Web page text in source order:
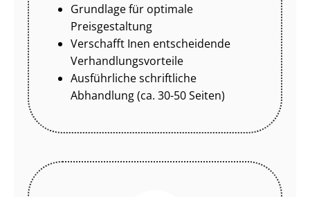
Grundlage für optimale
Preisgestaltung
Verschafft Inen entscheidende
Ver­hand­lungs­vor­tei­le
Ausführliche schriftliche
Abhandlung (ca. 30-50 Seiten)